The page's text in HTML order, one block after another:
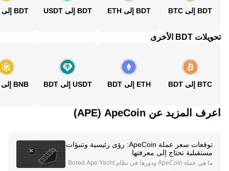
BDT إلى BTC BDT إلى ETH BDT إلى USDT BDT إلى BNB
تحويلات BDT الأخرى
BTC إلى BDT ETH إلى BDT USDT إلى BDT BNB إلى BDT
اعرف المزيد عن‏ ApeCoin (‏APE)
توقعات سعر عملة ApeCoin: رؤى رئيسية وتنبؤات
مستقبلية تحتاج إلى معرفتها
ما هي عملة ApeCoin ودورها في نظام Bored Ape Yacht